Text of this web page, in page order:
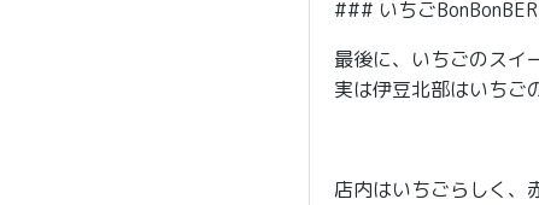
### いちご
最後に、いちごのスイ
実は伊豆北部はいちご
店内はいちごらしく、